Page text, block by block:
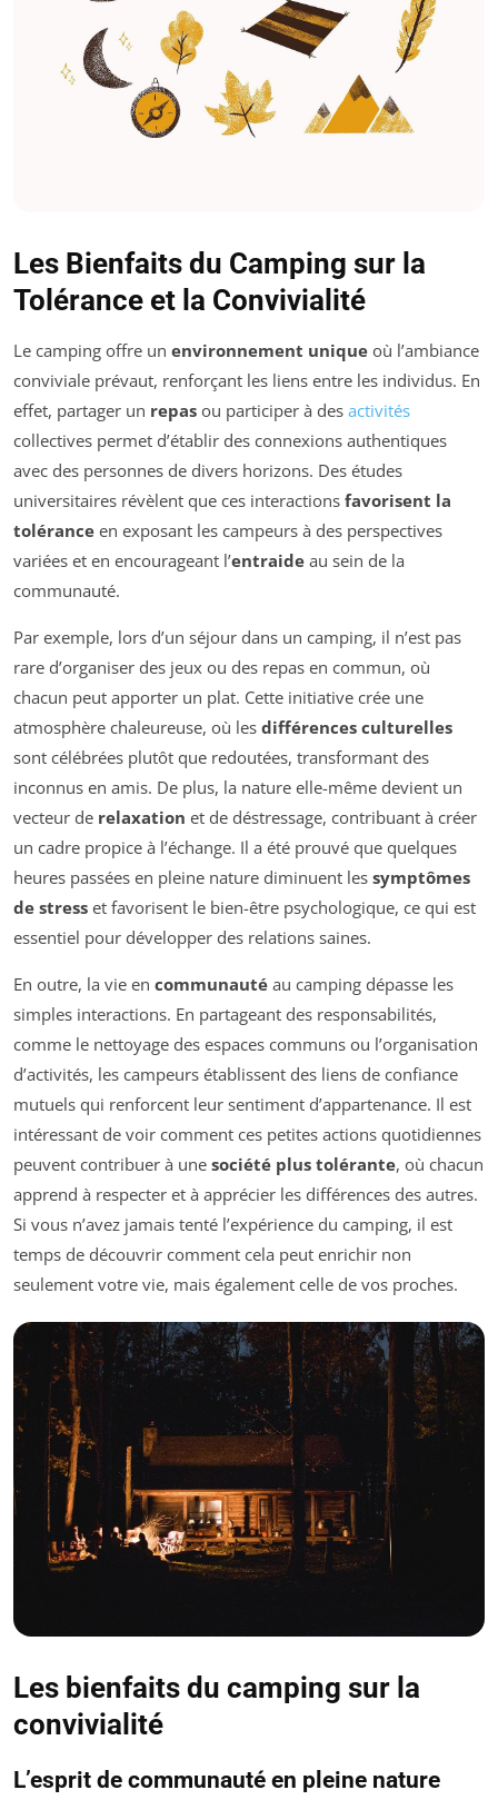
Les Bienfaits du Camping sur la
Tolérance et la Convivialité
Le camping offre un environnement unique où l’ambiance
conviviale prévaut, renforçant les liens entre les individus. En
effet, partager un repas ou participer à des activités
collectives permet d’établir des connexions authentiques
avec des personnes de divers horizons. Des études
universitaires révèlent que ces interactions favorisent la
tolérance en exposant les campeurs à des perspectives
variées et en encourageant l’entraide au sein de la
communauté.
Par exemple, lors d’un séjour dans un camping, il n’est pas
rare d’organiser des jeux ou des repas en commun, où
chacun peut apporter un plat. Cette initiative crée une
atmosphère chaleureuse, où les différences culturelles
sont célébrées plutôt que redoutées, transformant des
inconnus en amis. De plus, la nature elle-même devient un
vecteur de relaxation et de déstressage, contribuant à créer
un cadre propice à l’échange. Il a été prouvé que quelques
heures passées en pleine nature diminuent les symptômes
de stress et favorisent le bien-être psychologique, ce qui est
essentiel pour développer des relations saines.
En outre, la vie en communauté au camping dépasse les
simples interactions. En partageant des responsabilités,
comme le nettoyage des espaces communs ou l’organisation
d’activités, les campeurs établissent des liens de confiance
mutuels qui renforcent leur sentiment d’appartenance. Il est
intéressant de voir comment ces petites actions quotidiennes
peuvent contribuer à une société plus tolérante, où chacun
apprend à respecter et à apprécier les différences des autres.
Si vous n’avez jamais tenté l’expérience du camping, il est
temps de découvrir comment cela peut enrichir non
seulement votre vie, mais également celle de vos proches.
Les bienfaits du camping sur la
convivialité
L’esprit de communauté en pleine nature